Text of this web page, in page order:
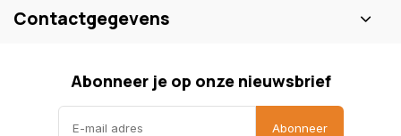
Contactgegevens
Abonneer je op onze nieuwsbrief
Abonneer